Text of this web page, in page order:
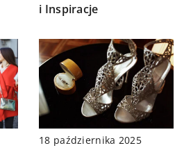
i Inspiracje
18 października 2025